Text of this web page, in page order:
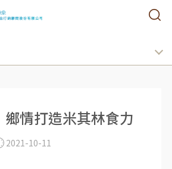
情打造米其林食力
2021-10-11